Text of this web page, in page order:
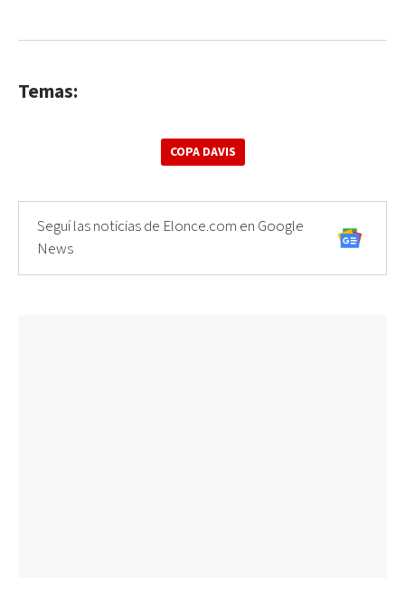
Temas:
COPA DAVIS
Seguí las noticias de Elonce.com en Google
News